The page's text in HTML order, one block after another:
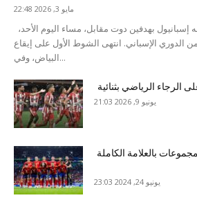
مايو 3, 2026 22:48
برسم الجولة الـ34 من الدوري الإسباني. انتهى الشوط الأول على إيقاع
البياض، وفي...
الرجاء الرياضي بثنائية
يونيو 9, 2026 21:03
بالعلامة الكاملة
يونيو 24, 2024 23:03